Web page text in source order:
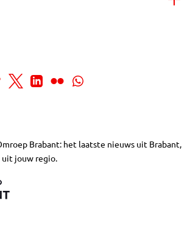
Brabant: het laatste nieuws uit Brabant,
jouw regio.